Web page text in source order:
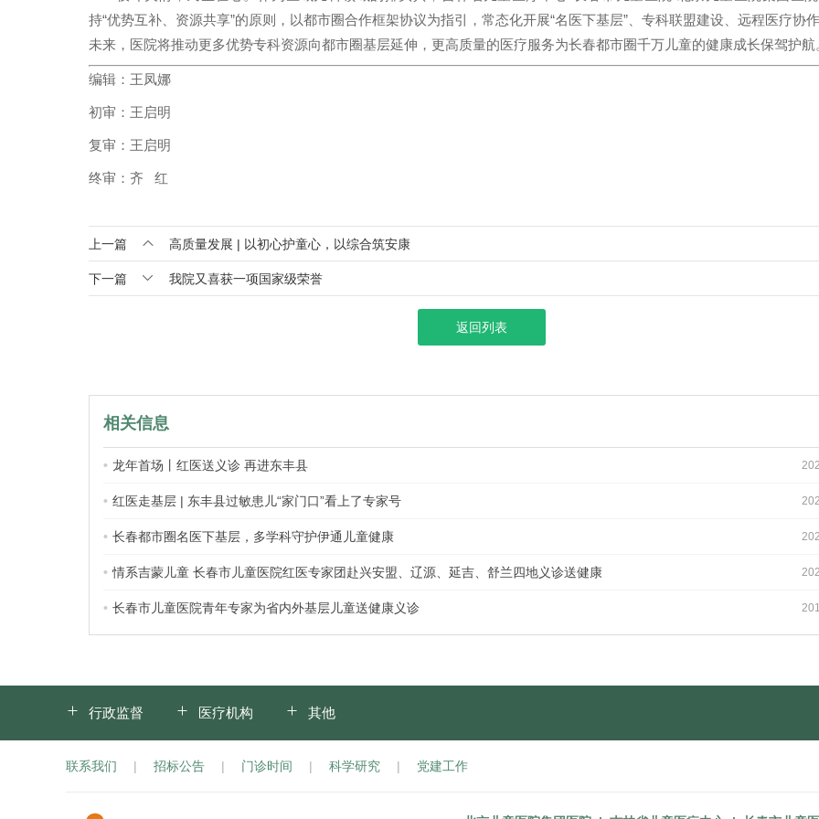
持“优势互补、资源共享”的原则，以都市圈合作框架协议为指引，常态化开展“名医下基层”、专科联盟建设、远程医疗协作
未来，医院将推动更多优势专科资源向都市圈基层延伸，更高质量的医疗服务为长春都市圈千万儿童的健康成长保驾护航
编辑：王凤娜
初审：王启明
复审：王启明
终审：齐 红
上一篇  高质量发展 | 以初心护童心，以综合筑安康
下一篇  我院又喜获一项国家级荣誉
返回列表
相关信息
龙年首场丨红医送义诊 再进东丰县
红医走基层 | 东丰县过敏患儿“家门口”看上了专家号
长春都市圈名医下基层，多学科守护伊通儿童健康
情系吉蒙儿童 长春市儿童医院红医专家团赴兴安盟、辽源、延吉、舒兰四地义诊送健康
长春市儿童医院青年专家为省内外基层儿童送健康义诊
行政监督 医疗机构 其他
联系我们 | 招标公告 | 门诊时间 | 科学研究 | 党建工作